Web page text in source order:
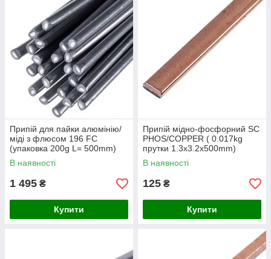
Припій для пайки алюмінію/
міді з флюсом 196 FС
(упаковка 200g L= 500mm)
В наявності
1 495 ₴
Купити
Припій мідно-фосфорний SC
PHOS/COPPER ( 0.017kg
прутки 1.3x3.2x500mm)
В наявності
125 ₴
Купити